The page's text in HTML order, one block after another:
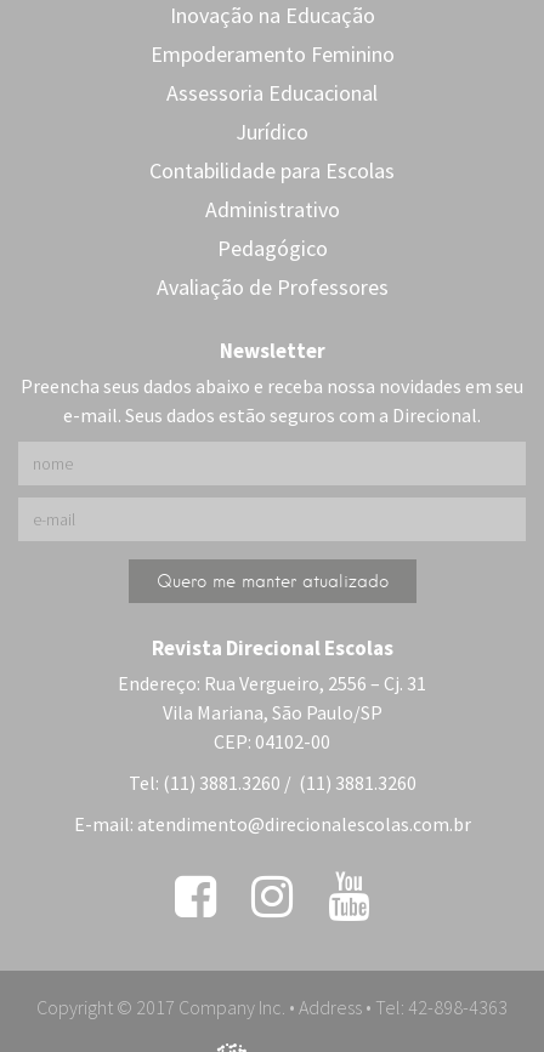
Inovação na Educação
Empoderamento Feminino
Assessoria Educacional
Jurídico
Contabilidade para Escolas
Administrativo
Pedagógico
Avaliação de Professores
Newsletter
Preencha seus dados abaixo e receba nossa novidades em seu
e-mail. Seus dados estão seguros com a Direcional.
Revista Direcional Escolas
Endereço: Rua Vergueiro, 2556 – Cj. 31
Vila Mariana, São Paulo/SP
CEP: 04102-00
Tel: (11) 3881.3260 / (11) 3881.3260
E-mail: atendimento@direcionalescolas.com.br
Copyright © 2017 Company Inc. • Address • Tel: 42-898-4363